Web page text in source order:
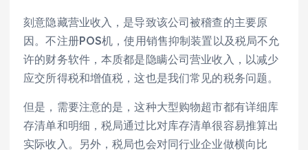
刻意隐藏营业收入，是导致该公司被稽查的主要原
因。不注册POS机，使用销售抑制装置以及税局不允
许的财务软件，本质都是隐瞒公司营业收入，以减少
应交所得税和增值税，这也是我们常见的税务问题。
但是，需要注意的是，这种大型购物超市都有详细库
存清单和明细，税局通过比对库存清单很容易推算出
实际收入。另外，税局也会对同行业企业做横向比